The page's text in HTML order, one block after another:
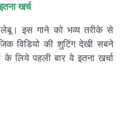
खर्च
इस गाने को भव्य तरीके से
विडियो की शुटिंग देखी सबने
के लिये पहली बार वे इतना खर्चा